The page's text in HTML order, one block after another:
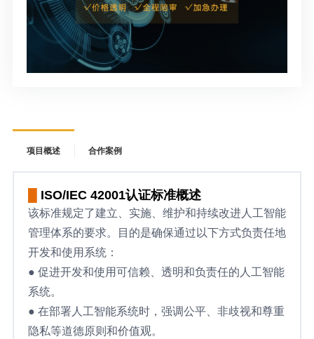
项目概述 合作案例
ISO/IEC 42001认证标准概述
该标准规定了建立、实施、维护和持续改进人工智能
管理体系的要求。目的是确保通过以下方式负责任地
开发和使用系统：
● 促进开发和使用可信赖、透明和负责任的人工智能
系统。
● 在部署人工智能系统时，强调公平、非歧视和尊重
隐私等道德原则和价值观。